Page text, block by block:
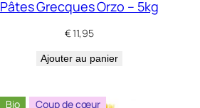
Pâtes Grecques Orzo – 5kg
€11,95
Ajouter au panier
Bio Coup de cœur